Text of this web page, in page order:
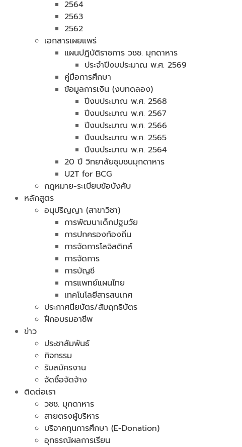
2564
2563
2562
เอกสารเผยแพร่
แผนปฎิบัติราชการ วชช. มุกดาหาร
ประจำปีงบประมาณ พ.ศ. 2569
คู่มือการศึกษา
ข้อมูลการเงิน (งบทดลอง)
ปีงบประมาณ พ.ศ. 2568
ปีงบประมาณ พ.ศ. 2567
ปีงบประมาณ พ.ศ. 2566
ปีงบประมาณ พ.ศ. 2565
ปีงบประมาณ พ.ศ. 2564
20 ปี วิทยาลัยชุมชนมุกดาหาร
U2T for BCG
กฎหมาย-ระเบียบข้อบังคับ
หลักสูตร
อนุปริญญา (สาขาวิชา)
การพัฒนาเด็กปฐมวัย
การปกครองท้องถิ่น
การจัดการโลจิสติกส์
การจัดการ
การบัญชี
การแพทย์แผนไทย
เทคโนโลยีสารสนเทศ
ประกาศนียบัตร/สัมฤทธิบัตร
ฝึกอบรมอาชีพ
ข่าว
ประชาสัมพันธ์
กิจกรรม
รับสมัครงาน
จัดซื้อจัดจ้าง
ติดต่อเรา
วชช. มุกดาหาร
สายตรงผู้บริหาร
บริจาคทุนการศึกษา (E-Donation)
อุทธรณ์ผลการเรียน